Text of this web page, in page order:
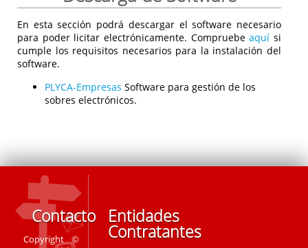
En esta sección podrá descargar el software necesario
para poder licitar electrónicamente. Compruebeaquí si
cumple los requisitos necesarios para la instalación del
software.
PLYCA-Empresas Software para gestión de los
sobres electrónicos.
Contacto
Copyright ©
Entidades
Contratantes